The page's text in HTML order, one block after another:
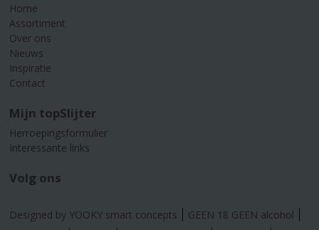
Home
Assortiment
Over ons
Nieuws
Inspiratie
Contact
Mijn topSlijter
Herroepingsformulier
Interessante links
Volg ons
Designed by YOOKY smart concepts
GEEN 18 GEEN alcohol